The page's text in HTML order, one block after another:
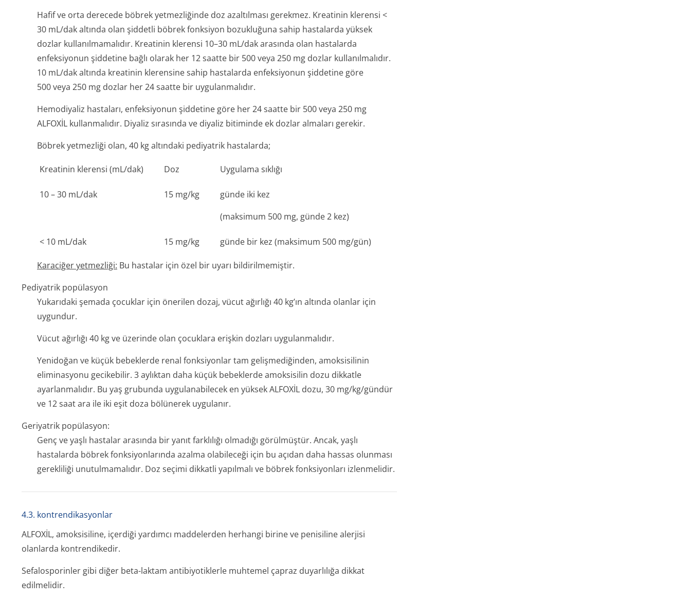
Hafif ve orta derecede böbrek yetmezliğinde doz azaltılması gerekmez. Kreatinin klerensi <
30 mL/dak altında olan şiddetli böbrek fonksiyon bozukluğuna sahip hastalarda yüksek
dozlar kullanılmamalıdır. Kreatinin klerensi 10–30 mL/dak arasında olan hastalarda
enfeksiyonun şiddetine bağlı olarak her 12 saatte bir 500 veya 250 mg dozlar kullanılmalıdır.
10 mL/dak altında kreatinin klerensine sahip hastalarda enfeksiyonun şiddetine göre
500 veya 250 mg dozlar her 24 saatte bir uygulanmalıdır.
Hemodiyaliz hastaları, enfeksiyonun şiddetine göre her 24 saatte bir 500 veya 250 mg
ALFOXİL kullanmalıdır. Diyaliz sırasında ve diyaliz bitiminde ek dozlar almaları gerekir.
Böbrek yetmezliği olan, 40 kg altındaki pediyatrik hastalarda;
Kreatinin klerensi (mL/dak) Doz Uygulama sıklığı
10 – 30 mL/dak 15 mg/kg
günde iki kez
(maksimum 500 mg, günde 2 kez)
< 10 mL/dak 15 mg/kg günde bir kez (maksimum 500 mg/gün)
Karaciğer yetmezliği: Bu hastalar için özel bir uyarı bildirilmemiştir.
Pediyatrik popülasyon
Yukarıdaki şemada çocuklar için önerilen dozaj, vücut ağırlığı 40 kg’ın altında olanlar için
uygundur.
Vücut ağırlığı 40 kg ve üzerinde olan çocuklara erişkin dozları uygulanmalıdır.
Yenidoğan ve küçük bebeklerde renal fonksiyonlar tam gelişmediğinden, amoksisilinin
eliminasyonu gecikebilir. 3 aylıktan daha küçük bebeklerde amoksisilin dozu dikkatle
ayarlanmalıdır. Bu yaş grubunda uygulanabilecek en yüksek ALFOXİL dozu, 30 mg/kg/gündür
ve 12 saat ara ile iki eşit doza bölünerek uygulanır.
Geriyatrik popülasyon:
Genç ve yaşlı hastalar arasında bir yanıt farklılığı olmadığı görülmüştür. Ancak, yaşlı
hastalarda böbrek fonksiyonlarında azalma olabileceği için bu açıdan daha hassas olunması
gerekliliği unutulmamalıdır. Doz seçimi dikkatli yapılmalı ve böbrek fonksiyonları izlenmelidir.
4.3. kontrendikasyonlar
ALFOXİL, amoksisiline, içerdiği yardımcı maddelerden herhangi birine ve penisiline alerjisi
olanlarda kontrendikedir.
Sefalosporinler gibi diğer beta-laktam antibiyotiklerle muhtemel çapraz duyarlılığa dikkat
edilmelidir.